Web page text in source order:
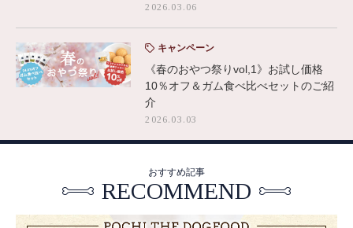
2026.03.06
キャンペーン
《春のおやつ祭りvol,1》お試し価格
10％オフ＆ガム食べ比べセットのご紹
介
2026.03.03
おすすめ記事
RECOMMEND